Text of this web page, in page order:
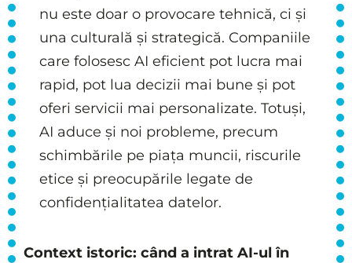
nu este doar o provocare tehnică, ci și
una culturală și strategică. Companiile
care folosesc AI eficient pot lucra mai
rapid, pot lua decizii mai bune și pot
oferi servicii mai personalizate. Totuși,
AI aduce și noi probleme, precum
schimbările pe piața muncii, riscurile
etice și preocupările legate de
confidențialitatea datelor.
Context istoric: când a intrat AI-ul în